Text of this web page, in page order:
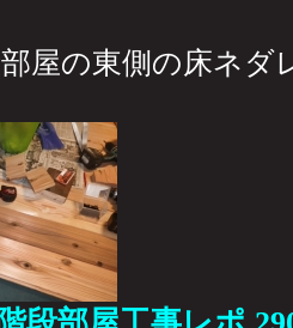
屋の東側の床ネ